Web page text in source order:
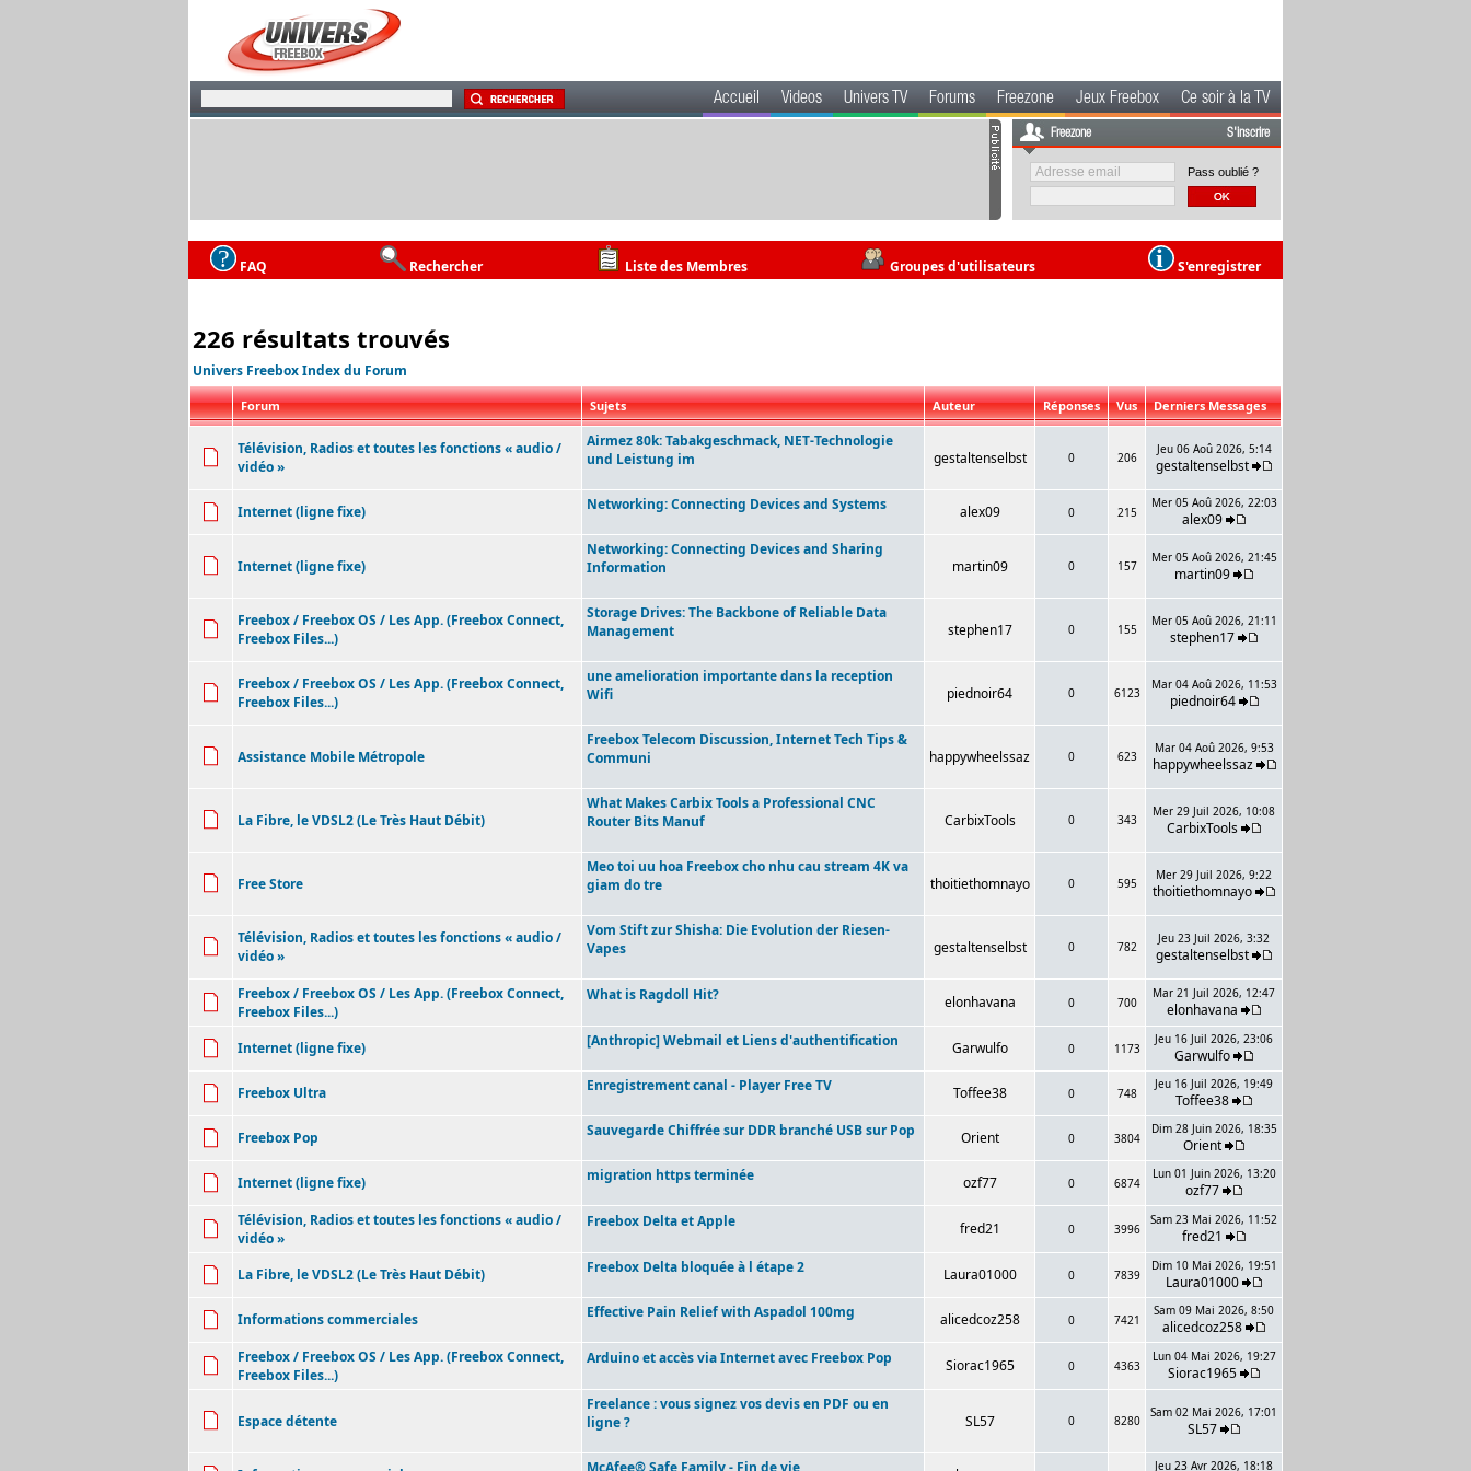
Accueil Videos Univers TV Forums Freezone Jeux Freebox Ce soir à la TV
Freezone S'inscrire
Pass oublié ?
FAQ Rechercher Liste des Membres Groupes d'utilisateurs S'enregistrer
226 résultats trouvés
Univers Freebox Index du Forum
Forum Sujets Auteur Réponses Vus Derniers Messages
Télévision, Radios et toutes les fonctions « audio /
vidéo »
Airmez 80k: Tabakgeschmack, NET-Technologie
und Leistung im
gestaltenselbst 0 206
Jeu 06 Aoû 2026, 5:14
gestaltenselbst
Internet (ligne fixe) Networking: Connecting Devices and Systems alex09 0 215
Mer 05 Aoû 2026, 22:03
alex09
Internet (ligne fixe)
Networking: Connecting Devices and Sharing
Information
martin09 0 157
Mer 05 Aoû 2026, 21:45
martin09
Freebox / Freebox OS / Les App. (Freebox Connect,
Freebox Files...)
Storage Drives: The Backbone of Reliable Data
Management
stephen17 0 155
Mer 05 Aoû 2026, 21:11
stephen17
Freebox / Freebox OS / Les App. (Freebox Connect,
Freebox Files...)
une amelioration importante dans la reception
Wifi
piednoir64 0 6123
Mar 04 Aoû 2026, 11:53
piednoir64
Assistance Mobile Métropole
Freebox Telecom Discussion, Internet Tech Tips &
Communi
happywheelssaz 0 623
Mar 04 Aoû 2026, 9:53
happywheelssaz
La Fibre, le VDSL2 (Le Très Haut Débit)
What Makes Carbix Tools a Professional CNC
Router Bits Manuf
CarbixTools 0 343
Mer 29 Juil 2026, 10:08
CarbixTools
Free Store
Meo toi uu hoa Freebox cho nhu cau stream 4K va
giam do tre
thoitiethomnayo 0 595
Mer 29 Juil 2026, 9:22
thoitiethomnayo
Télévision, Radios et toutes les fonctions « audio /
vidéo »
Vom Stift zur Shisha: Die Evolution der Riesen-
Vapes
gestaltenselbst 0 782
Jeu 23 Juil 2026, 3:32
gestaltenselbst
Freebox / Freebox OS / Les App. (Freebox Connect,
Freebox Files...)
What is Ragdoll Hit? elonhavana 0 700
Mar 21 Juil 2026, 12:47
elonhavana
Internet (ligne fixe) [Anthropic] Webmail et Liens d'authentification Garwulfo 0 1173
Jeu 16 Juil 2026, 23:06
Garwulfo
Freebox Ultra
Enregistrement canal - Player Free TV Toffee38 0 748
Jeu 16 Juil 2026, 19:49
Toffee38
Freebox Pop
Sauvegarde Chiffrée sur DDR branché USB sur Pop Orient 0 3804
Dim 28 Juin 2026, 18:35
Orient
Internet (ligne fixe)
migration https terminée ozf77 0 6874
Lun 01 Juin 2026, 13:20
ozf77
Télévision, Radios et toutes les fonctions « audio /
vidéo »
Freebox Delta et Apple fred21 0 3996
Sam 23 Mai 2026, 11:52
fred21
La Fibre, le VDSL2 (Le Très Haut Débit) Freebox Delta bloquée à l étape 2 Laura01000 0 7839
Dim 10 Mai 2026, 19:51
Laura01000
Informations commerciales
Effective Pain Relief with Aspadol 100mg alicedcoz258 0 7421
Sam 09 Mai 2026, 8:50
alicedcoz258
Freebox / Freebox OS / Les App. (Freebox Connect,
Freebox Files...)
Arduino et accès via Internet avec Freebox Pop Siorac1965 0 4363
Lun 04 Mai 2026, 19:27
Siorac1965
Espace détente
Freelance : vous signez vos devis en PDF ou en
ligne ?
SL57 0 8280
Sam 02 Mai 2026, 17:01
SL57
McAfee® Safe Family - Fin de vie Jeu 23 Avr 2026, 18:18